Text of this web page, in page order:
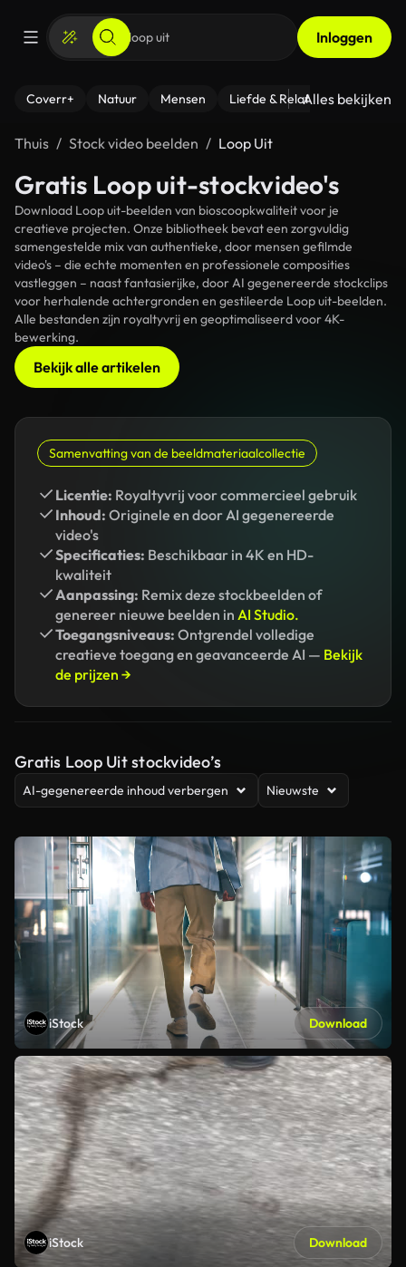
Inloggen
Coverr+ Natuur Mensen Liefde & Relaties - Fitness
Alles bekijken
Thuis Stock video beelden Loop Uit
Gratis Loop uit-stockvideo's
Download Loop uit-beelden van bioscoopkwaliteit voor je
creatieve projecten. Onze bibliotheek bevat een zorgvuldig
samengestelde mix van authentieke, door mensen gefilmde
video's – die echte momenten en professionele composities
vastleggen – naast fantasierijke, door AI gegenereerde stockclips
voor herhalende achtergronden en gestileerde Loop uit-beelden.
Alle bestanden zijn royaltyvrij en geoptimaliseerd voor 4K-
bewerking.
Bekijk alle artikelen
Samenvatting van de beeldmateriaalcollectie
Licentie: Royaltyvrij voor commercieel gebruik
Inhoud: Originele en door AI gegenereerde
video's
Specificaties: Beschikbaar in 4K en HD-
kwaliteit
Aanpassing: Remix deze stockbeelden of
genereer nieuwe beelden in AI Studio.
Toegangsniveaus: Ontgrendel volledige
creatieve toegang en geavanceerde AI — Bekijk
de prijzen →
Gratis Loop Uit stockvideo’s
AI-gegenereerde inhoud verbergen Nieuwste
iStock Download
iStock Download